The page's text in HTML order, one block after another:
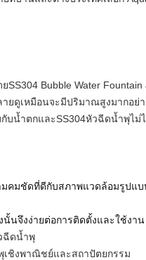
ยSS304 Bubble Water Fountain
ายดูเหมือนจะมีปริมาณสูงมากอย่
บน้ำตกและSS304หัวฉีดน้ำพุไม่
คมชัดที่ดีกับสภาพแวดล้อมรูปแ
นจึงง่ายต่อการติดตั้งและใช้งาน
ฉีดน้ำพุ
เชิงพาณิชย์และสถาปัตยกรรม